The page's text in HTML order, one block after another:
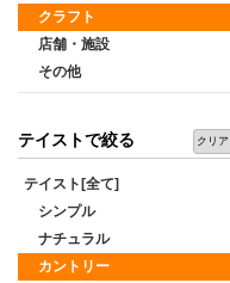
クラフト
店舗・施設
その他
テイストで絞る クリア
テイスト[全て]
シンプル
ナチュラル
カントリー